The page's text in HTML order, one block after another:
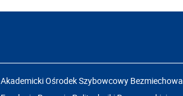
Akademicki Ośrodek Szybowcowy Bezmiechowa